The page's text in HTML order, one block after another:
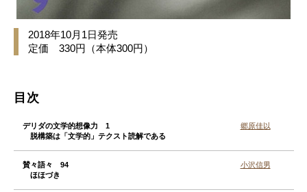
2018年10月1日発売
定価 330円（本体300円）
目次
デリダの文学的想像力 1
脱構築は「文学的」テクスト読解である
郷原佳以
賛々語々 94
ほほづき
小沢信男